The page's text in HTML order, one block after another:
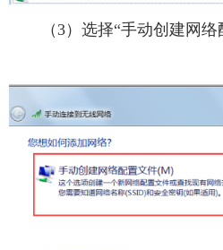
（3）选择“手动创建网络